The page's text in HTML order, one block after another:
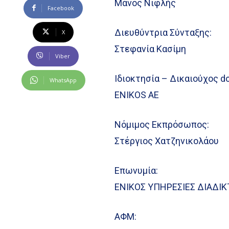
Facebook
X
Viber
WhatsApp
Μάνος Νιφλής
Διευθύντρια Σύνταξης:
Στεφανία Κασίμη
Ιδιοκτησία – Δικαιούχος
ENIKOS AE
Νόμιμος Εκπρόσωπος:
Στέργιος Χατζηνικολάου
Επωνυμία:
ΕΝΙΚΟΣ ΥΠΗΡΕΣΙΕΣ
ΑΦΜ: